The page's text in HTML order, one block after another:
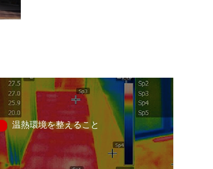
温熱環境を整えること